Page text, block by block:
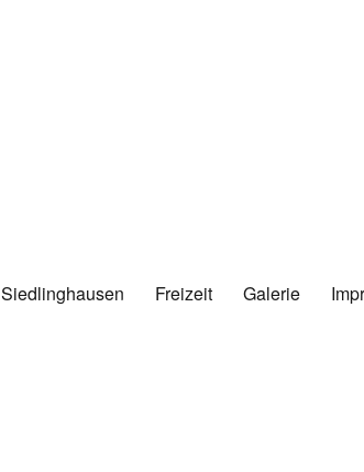
Siedlinghausen Freizeit Galerie